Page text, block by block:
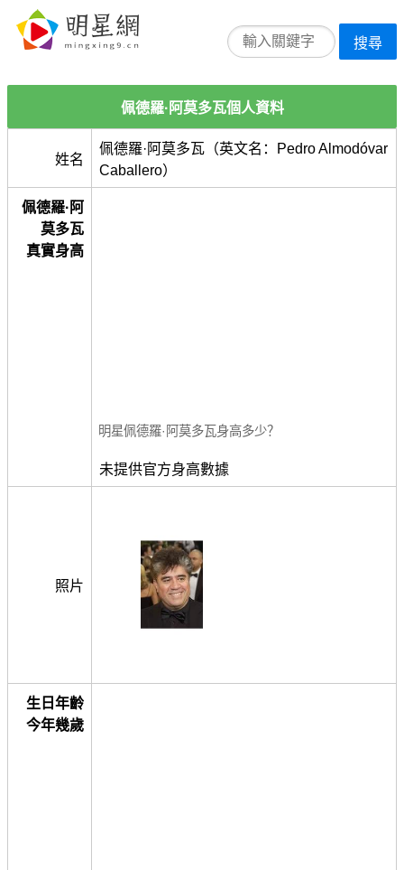
搜尋
佩德羅·阿莫多瓦個人資料
姓名
佩德羅·阿莫多瓦（英文名：Pedro Almodóvar
Caballero）
佩德羅·阿
莫多瓦
真實身高
明星佩德羅·阿莫多瓦身高多少？
未提供官方身高數據
照片
生日年齡
今年幾歲